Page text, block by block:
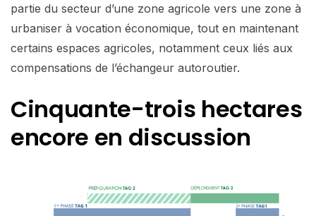
partie du secteur d’une zone agricole vers une zone à
urbaniser à vocation économique, tout en maintenant
certains espaces agricoles, notamment ceux liés aux
compensations de l’échangeur autoroutier.
Cinquante-trois hectares
encore en discussion